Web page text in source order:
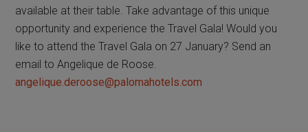
available at their table. Take advantage of this unique
opportunity and experience the Travel Gala! Would you
like to attend the Travel Gala on 27 January? Send an
email to Angelique de Roose.
angelique.deroose@palomahotels.com